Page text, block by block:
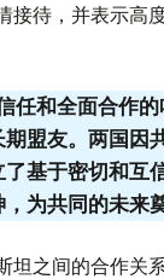
接待，并表示高
任和全面合作
盟友。两国因
基于密切和互
为共同的未来
之间的合作关